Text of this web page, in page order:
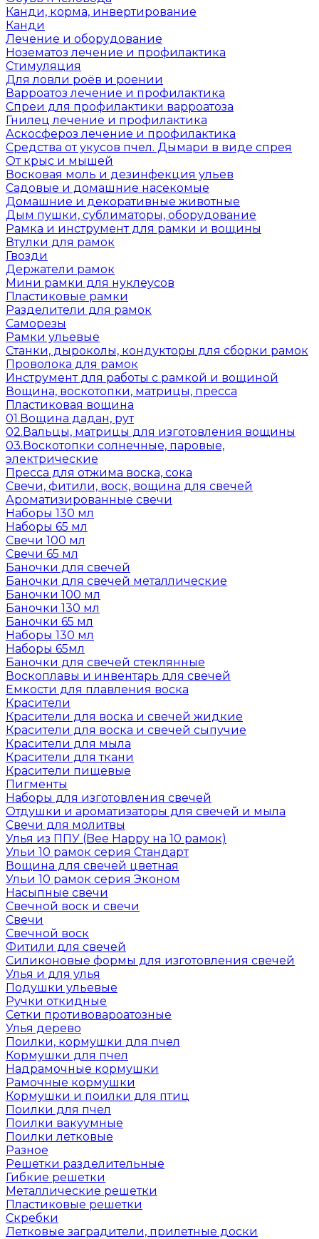
Канди, корма, инвертирование
Канди
Лечение и оборудование
Нозематоз лечение и профилактика
Стимуляция
Для ловли роёв и роении
Варроатоз лечение и профилактика
Спреи для профилактики варроатоза
Гнилец лечение и профилактика
Аскосфероз лечение и профилактика
Средства от укусов пчел. Дымари в виде спрея
От крыс и мышей
Восковая моль и дезинфекция ульев
Садовые и домашние насекомые
Домашние и декоративные животные
Дым пушки, сублиматоры, оборудование
Рамка и инструмент для рамки и вощины
Втулки для рамок
Гвозди
Держатели рамок
Мини рамки для нуклеусов
Пластиковые рамки
Разделители для рамок
Саморезы
Рамки ульевые
Станки, дыроколы, кондукторы для сборки рамок
Проволока для рамок
Инструмент для работы с рамкой и вощиной
Вощина, воскотопки, матрицы, пресса
Пластиковая вощина
01.Вощина дадан, рут
02.Вальцы, матрицы для изготовления вощины
03.Воскотопки солнечные, паровые,
электрические
Пресса для отжима воска, сока
Свечи, фитили, воск, вощина для свечей
Ароматизированные свечи
Наборы 130 мл
Наборы 65 мл
Свечи 100 мл
Свечи 65 мл
Баночки для свечей
Баночки для свечей металлические
Баночки 100 мл
Баночки 130 мл
Баночки 65 мл
Наборы 130 мл
Наборы 65мл
Баночки для свечей стеклянные
Воскоплавы и инвентарь для свечей
Емкости для плавления воска
Красители
Красители для воска и свечей жидкие
Красители для воска и свечей сыпучие
Красители для мыла
Красители для ткани
Красители пищевые
Пигменты
Наборы для изготовления свечей
Отдушки и ароматизаторы для свечей и мыла
Свечи для молитвы
Улья из ППУ (Bee Happy на 10 рамок)
Ульи 10 рамок серия Стандарт
Вощина для свечей цветная
Ульи 10 рамок серия Эконом
Насыпные свечи
Свечной воск и свечи
Свечи
Свечной воск
Фитили для свечей
Силиконовые формы для изготовления свечей
Улья и для улья
Подушки ульевые
Ручки откидные
Сетки противовароатозные
Улья дерево
Поилки, кормушки для пчел
Кормушки для пчел
Надрамочные кормушки
Рамочные кормушки
Кормушки и поилки для птиц
Поилки для пчел
Поилки вакуумные
Поилки летковые
Разное
Решетки разделительные
Гибкие решетки
Металлические решетки
Пластиковые решетки
Скребки
Летковые заградители, прилетные доски